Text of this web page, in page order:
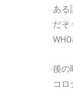
ある識者
だそうで
WHOは
後の時代
コロナに